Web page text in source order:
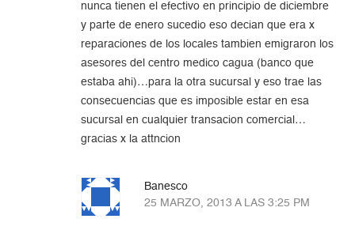
nunca tienen el efectivo en principio de diciembre
y parte de enero sucedio eso decian que era x
reparaciones de los locales tambien emigraron los
asesores del centro medico cagua (banco que
estaba ahi)…para la otra sucursal y eso trae las
consecuencias que es imposible estar en esa
sucursal en cualquier transacion comercial…
gracias x la attncion
Banesco
25 MARZO, 2013 A LAS 3:25 PM